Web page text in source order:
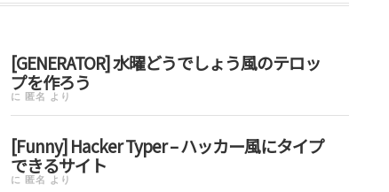
[GENERATOR] 水曜どうでしょう風のテロッ
プを作ろう
に 匿名 より
[Funny] Hacker Typer – ハッカー風にタイプ
できるサイト
に 匿名 より